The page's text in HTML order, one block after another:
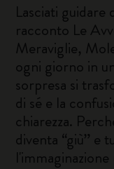
Lasciati guidare
racconto Le
Meraviglie,
ogni giorno in
sorpresa si
di sé e la
chiarezza.
diventa “giù” e